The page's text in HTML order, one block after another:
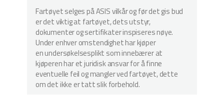
Fartøyet selges på ASIS vilkår og før det gis bud
er det viktig at fartøyet, dets utstyr,
dokumenter og sertifikater inspiseres nøye.
Under enhver omstendighet har kjøper
en undersøkelsesplikt som innebærer at
kjøperen har et juridisk ansvar for å finne
eventuelle feil og mangler ved fartøyet, dette
om det ikke er tatt slik forbehold.